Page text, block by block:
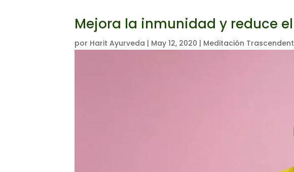
Mejora la inmunidad y reduce
por Harit Ayurveda | May 12, 2020 | Meditación